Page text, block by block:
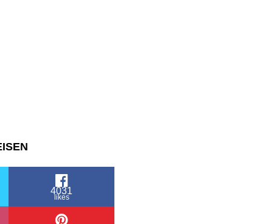
4031
likes